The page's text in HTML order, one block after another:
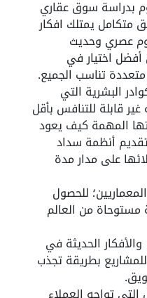
بدراسة سوق عقاري
متكامل يمتلك افكار
عصري وحديث
اختيار في
تناسب الجميع.
البشرية التي
قابلة للتنافس بأقل
المهمة كيف يعود
أنظمة سداد
على مدار مدة
للحصول
من العالم
الحديثة في
بطريقة تجذب